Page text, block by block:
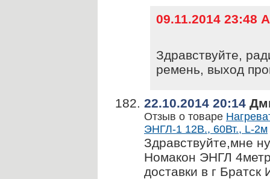
09.11.2014 23:48
Здравствуйте,
ремень, выход
22.10.2014 20:14
Отзыв о товаре
ЭНГЛ-1 12В., 60Вт., L-2м
Здравствуйте,мне
Номакон ЭНГЛ
доставки в г Братск